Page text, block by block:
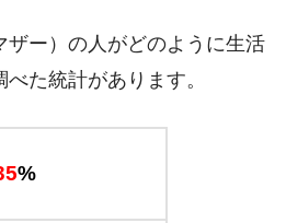
ザー）の人がどのように生活
た統計があります。
%